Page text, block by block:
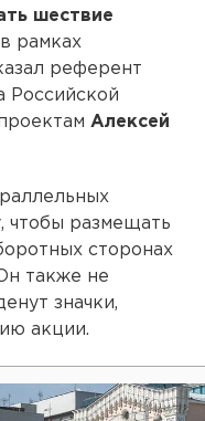
шествие
рамках
референт
Российской
Алексей
чтобы размещать
сторонах
также не
значки,
акции.